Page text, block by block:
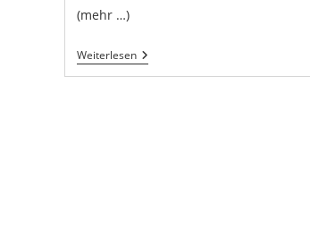
(mehr …)
WeiterlesenBlitzmeisterschaft
Im